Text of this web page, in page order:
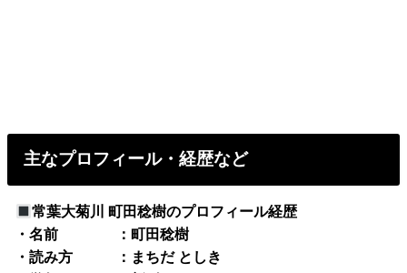
主なプロフィール・経歴など
常葉大菊川 町田稔樹のプロフィール経歴
・名前 ：町田稔樹
・読み方 ：まちだ としき